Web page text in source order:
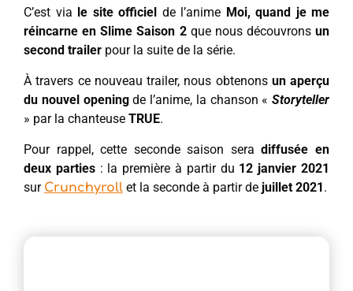
C’est via le site officiel de l’anime Moi, quand je me
réincarne en Slime Saison 2que nous découvrons un
second trailer pour la suite de la série.
À travers ce nouveau trailer, nous obtenons un aperçu
du nouvel openingde l’anime, la chanson « Storyteller
» par la chanteuse TRUE.
Pour rappel, cette seconde saison seradiffusée en
deux parties: la première à partir du 12 janvier 2021
sur Crunchyroll et la seconde à partir de juillet 2021.